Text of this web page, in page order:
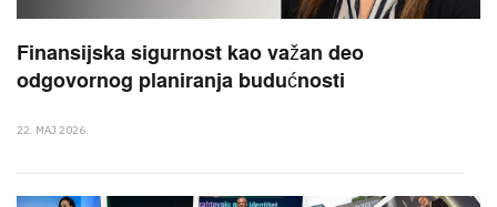
Finansijska sigurnost kao važan deo
odgovornog planiranja budućnosti
22. MAJ 2026.